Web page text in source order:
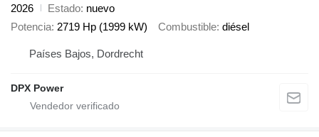
2026
Estado nuevo
Potencia 2719 Hp (1999 kW) Combustible diésel
Países Bajos, Dordrecht
DPX Power